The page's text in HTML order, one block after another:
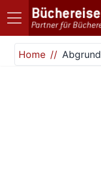
Direkt zum Inhalt
Home
Abgrund